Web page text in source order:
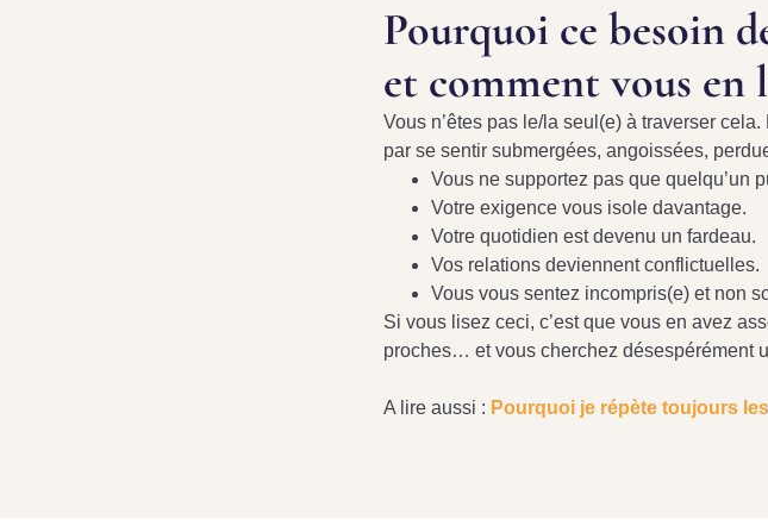
Pourquoi ce besoin
et comment vous en
Vous n’êtes pas le/la seul(e) à traverser
par se sentir submergées, angoissées,
Vous ne supportez pas que quelqu’un
Votre exigence vous isole davantage.
Votre quotidien est devenu un fardeau.
Vos relations deviennent conflictuelles.
Vous vous sentez incompris(e) et non
Si vous lisez ceci, c’est que vous en avez
proches… et vous cherchez désespérément
A lire aussi : Pourquoi je répète toujours